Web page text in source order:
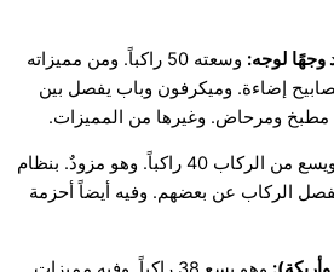
وسعته 50 راكباً. ومن مميزاته
إضاءة. وميكرفون وباب يفصل بين
مطبخ ومرحاض. وغيرها من المميزات.
ويسع من الركاب 40 راكباً. وهو مزودٌ. بنظام
الركاب عن بعضهم. وفيه أيضاً أحزمة